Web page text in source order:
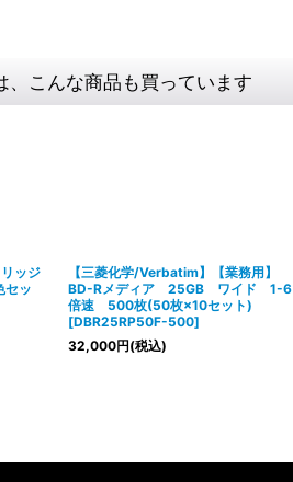
、こんな商品も買っています
リッジ
ッ
【三菱化学/Verbatim】【業務用】
BD-Rメディア 25GB ワイド 1-6
倍速 500枚(50枚×10セット)
[DBR25RP50F-500]
32,000円(税込)